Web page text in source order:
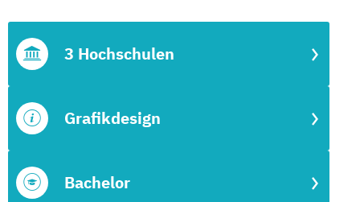
Bachelor
Grafikdesign
3 Hochschulen